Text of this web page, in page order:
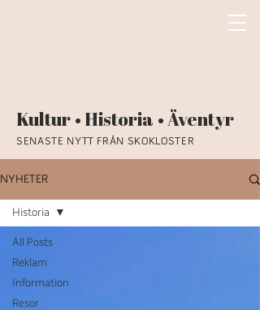
Kultur • Historia • Äventyr
SENASTE NYTT FRÅN SKOKLOSTER
NYHETER
All Posts
Reklam
Information
Resor
Historia